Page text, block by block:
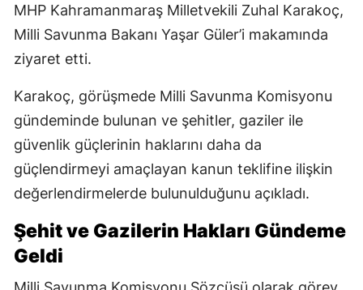
MHP Kahramanmaraş Milletvekili Zuhal Karakoç,
Milli Savunma Bakanı Yaşar Güler’i makamında
ziyaret etti.
Karakoç, görüşmede Milli Savunma Komisyonu
gündeminde bulunan ve şehitler, gaziler ile
güvenlik güçlerinin haklarını daha da
güçlendirmeyi amaçlayan kanun teklifine ilişkin
değerlendirmelerde bulunulduğunu açıkladı.
Şehit ve Gazilerin Hakları Gündeme
Geldi